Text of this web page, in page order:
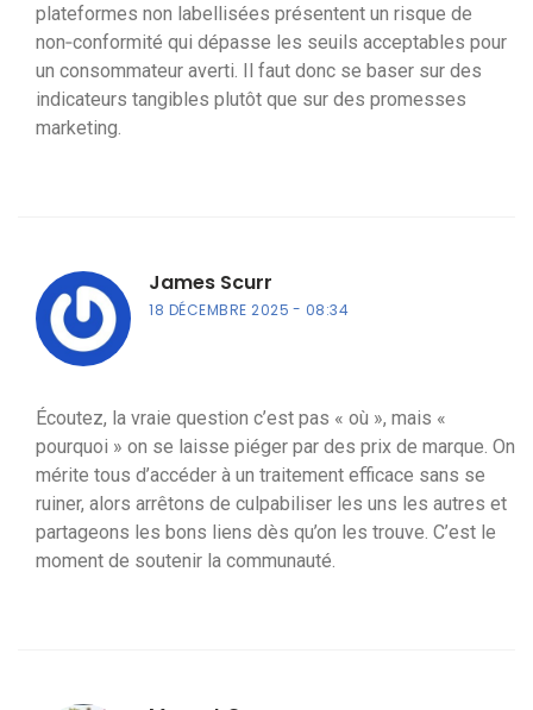
plateformes non labellisées présentent un risque de
non‑conformité qui dépasse les seuils acceptables pour
un consommateur averti. Il faut donc se baser sur des
indicateurs tangibles plutôt que sur des promesses
marketing.
James Scurr
18 DÉCEMBRE 2025 08:34
Écoutez, la vraie question c’est pas « où », mais «
pourquoi » on se laisse piéger par des prix de marque. On
mérite tous d’accéder à un traitement efficace sans se
ruiner, alors arrêtons de culpabiliser les uns les autres et
partageons les bons liens dès qu’on les trouve. C’est le
moment de soutenir la communauté.